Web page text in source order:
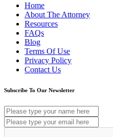
Home
About The Attorney
Resources
FAQs
Blog
Terms Of Use
Privacy Policy
Contact Us
Subscribe To Our Newsletter